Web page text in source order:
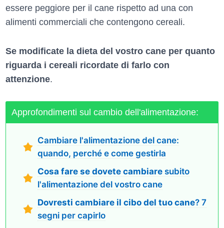
essere peggiore per il cane rispetto ad una con
alimenti commerciali che contengono cereali.
Se modificate la dieta del vostro cane per quanto
riguarda i cereali ricordate di farlo con
attenzione.
Approfondimenti sul cambio dell'alimentazione:
Cambiare l'alimentazione del cane:
quando, perché e come gestirla
Cosa fare se dovete cambiaresubito
l'alimentazione del vostro cane
Dovresti cambiare il cibo del tuo cane? 7
segni per capirlo